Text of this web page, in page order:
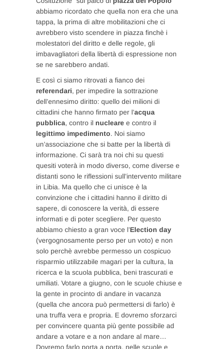
abbiamo ricordato che quella non era che una
tappa, la prima di altre mobilitazioni che ci
avrebbero visto scendere in piazza finchè i
molestatori del diritto e delle regole, gli
imbavagliatori della libertà di espressione non
se ne sarebbero andati.
E così ci siamo ritrovati a fianco dei
referendari, per impedire la sottrazione
dell’ennesimo diritto: quello dei milioni di
cittadini che hanno firmato per l’acqua
pubblica, contro il nucleare e contro il
legittimo impedimento. Noi siamo
un’associazione che si batte per la libertà di
informazione. Ci sarà tra noi chi su questi
quesiti voterà in modo diverso, come diverse e
distanti sono le riflessioni sull’intervento militare
in Libia. Ma quello che ci unisce è la
convinzione che i cittadini hanno il diritto di
sapere, di conoscere la verità, di essere
informati e di poter scegliere. Per questo
abbiamo chiesto a gran voce l’Election day
(vergognosamente perso per un voto) e non
solo perchè avrebbe permesso un cospicuo
risparmio utilizzabile magari per la cultura, la
ricerca e la scuola pubblica, beni trascurati e
umiliati. Votare a giugno, con le scuole chiuse e
la gente in procinto di andare in vacanza
(quella che ancora può permettersi di farlo) è
una truffa vera e propria. E dovremo sforzarci
per convincere quanta più gente possibile ad
andare a votare e a non andare al mare…
Dovremo farlo porta a porta, nelle scuole e